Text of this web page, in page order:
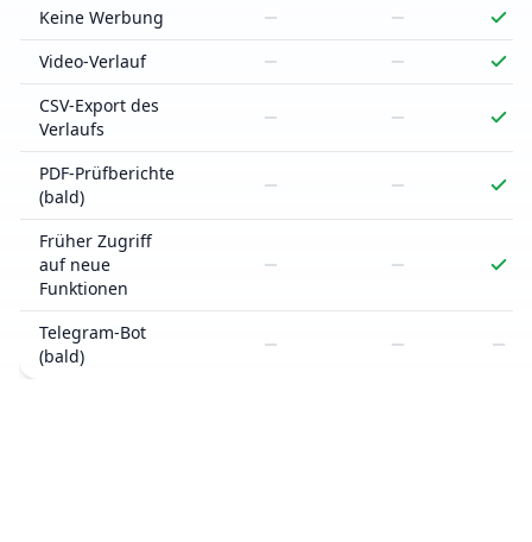
Keine Werbung
Video-Verlauf
CSV-Export des
Verlaufs
PDF-Prüfberichte
(bald)
Früher Zugriff
auf neue
Funktionen
Telegram-Bot
(bald)